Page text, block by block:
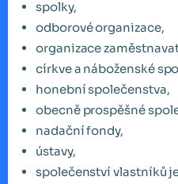
spolky,
odborové organizace,
organizace
církve a náboženské
honební společenstva,
obecně prospěšné
nadační fondy,
ústavy,
společenství vlastníků